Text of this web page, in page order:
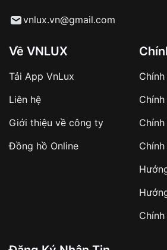
Từ khóa SEO:
sản phẩm đặc biệt
hàng
Số tiền còn lại thanh toán
✔️ Đảm bảo xử lý đơn hàng
✔️ Hạn chế tình trạng hủy
vnlux.vn@gmail.com
Về VNLUX
Tải App VnLux
Liên hệ
Giới thiệu về công ty
Đồng hồ Online